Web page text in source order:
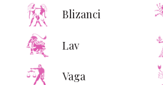
Blizanci
Lav
Vaga